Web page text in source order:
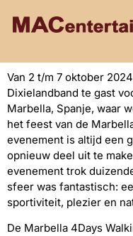
Van 2 t/m 7 oktober
Dixielandband te gast
Marbella, Spanje, waar
het feest van de
evenement is altijd een
opnieuw deel uit te
evenement trok
sfeer was fantastisch:
sportiviteit, plezier en
De Marbella 4Days